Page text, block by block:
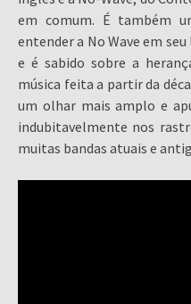
em comum. É também
entender a No Wave em
e é sabido sobre a
música feita a partir da
um olhar mais amplo e
indubitavelmente nos
muitas bandas atuais e